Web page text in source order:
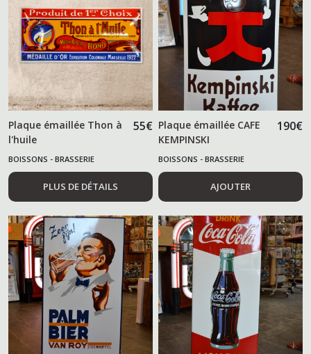
Plaque émaillée Thon à
l'huile
55€
BOISSONS - BRASSERIE
PLUS DE DÉTAILS
Plaque émaillée CAFE
KEMPINSKI
190€
BOISSONS - BRASSERIE
AJOUTER